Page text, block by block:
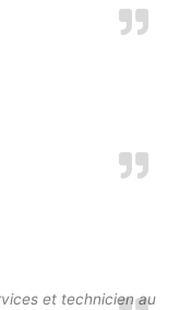
et technicien au